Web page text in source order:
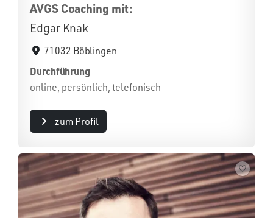
AVGS Coaching mit:
Edgar Knak
71032 Böblingen
Durchführung
online, persönlich, telefonisch
zum Profil